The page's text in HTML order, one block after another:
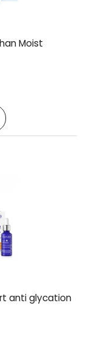
Moist
anti glycation